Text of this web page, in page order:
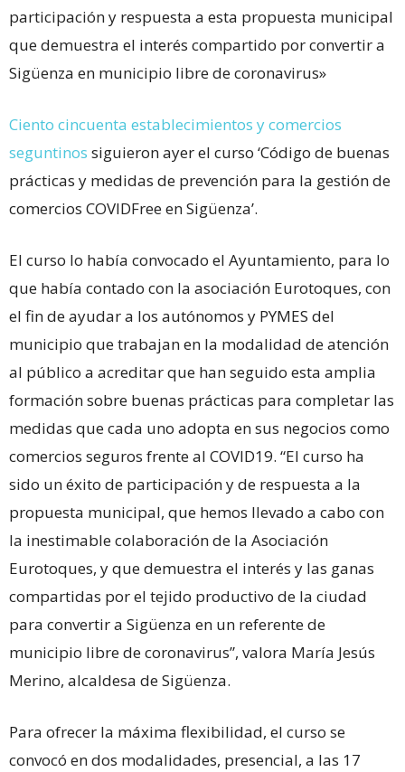
participación y respuesta a esta propuesta municipal
que demuestra el interés compartido por convertir a
Sigüenza en municipio libre de coronavirus»
Ciento cincuenta establecimientos y comercios
seguntinos siguieron ayer el curso ‘Código de buenas
prácticas y medidas de prevención para la gestión de
comercios COVIDFree en Sigüenza’.
El curso lo había convocado el Ayuntamiento, para lo
que había contado con la asociación Eurotoques, con
el fin de ayudar a los autónomos y PYMES del
municipio que trabajan en la modalidad de atención
al público a acreditar que han seguido esta amplia
formación sobre buenas prácticas para completar las
medidas que cada uno adopta en sus negocios como
comercios seguros frente al COVID19. “El curso ha
sido un éxito de participación y de respuesta a la
propuesta municipal, que hemos llevado a cabo con
la inestimable colaboración de la Asociación
Eurotoques, y que demuestra el interés y las ganas
compartidas por el tejido productivo de la ciudad
para convertir a Sigüenza en un referente de
municipio libre de coronavirus”, valora María Jesús
Merino, alcaldesa de Sigüenza.
Para ofrecer la máxima flexibilidad, el curso se
convocó en dos modalidades, presencial, a las 17